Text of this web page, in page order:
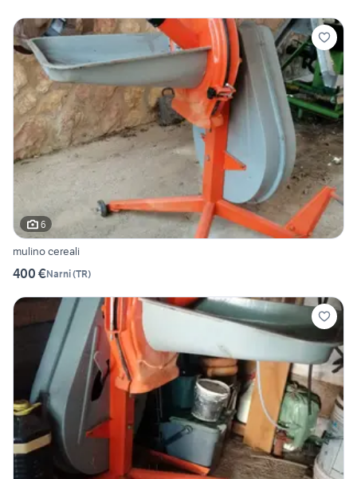
6
mulino cereali
400 €Narni(TR)